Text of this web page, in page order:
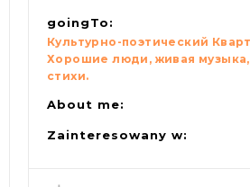
goingTo:
Культурно-поэтический
Хорошие люди, живая
стихи.
About me:
Zainteresowany w: